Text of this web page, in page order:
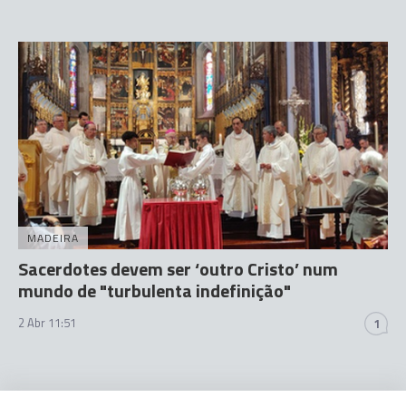
MADEIRA
Sacerdotes devem ser ‘outro Cristo’ num
mundo de "turbulenta indefinição"
2 Abr 11:51 1